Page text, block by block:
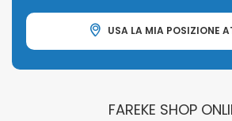
USA LA MIA POSIZIONE
FAREKE SHOP